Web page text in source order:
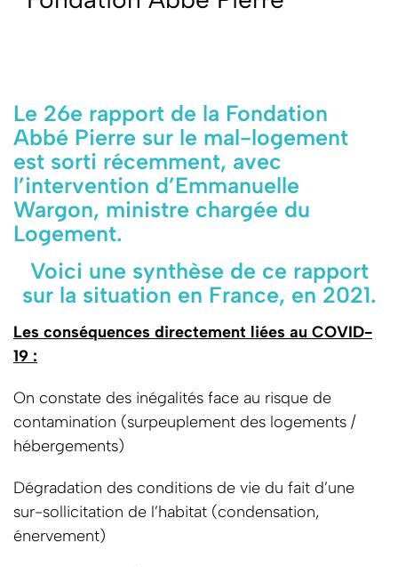
Le 26e rapport de la Fondation
Abbé Pierre sur le mal-logement
est sorti récemment, avec
l’intervention d’Emmanuelle
Wargon, ministre chargée du
Logement.
Voici une synthèse de ce rapport
sur la situation en France, en 2021.
Les conséquences directement liées au COVID-
19 :
On constate des inégalités face au risque de
contamination (surpeuplement des logements /
hébergements)
Dégradation des conditions de vie du fait d’une
sur-sollicitation de l’habitat (condensation,
énervement)